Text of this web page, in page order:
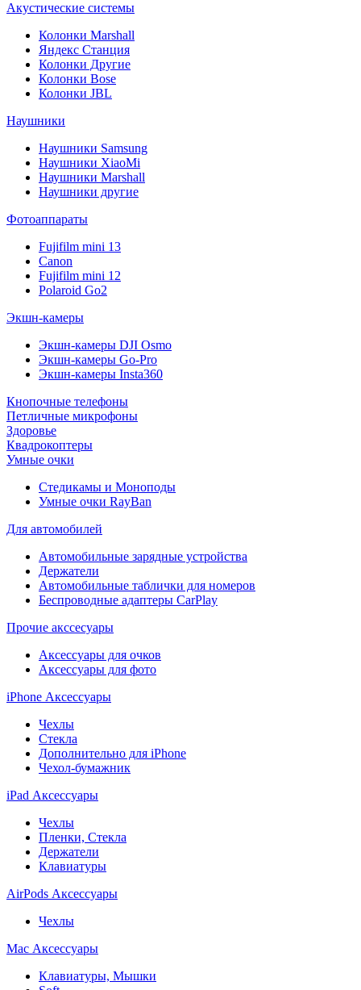
Акустические системы
Колонки Marshall
Яндекс Станция
Колонки Другие
Колонки Bose
Колонки JBL
Наушники
Наушники Samsung
Наушники XiaoMi
Наушники Marshall
Наушники другие
Фотоаппараты
Fujifilm mini 13
Canon
Fujifilm mini 12
Polaroid Go2
Экшн-камеры
Экшн-камеры DJI Osmo
Экшн-камеры Go-Pro
Экшн-камеры Insta360
Кнопочные телефоны
Петличные микрофоны
Здоровье
Квадрокоптеры
Умные очки
Стедикамы и Моноподы
Умные очки RayBan
Для автомобилей
Автомобильные зарядные устройства
Держатели
Автомобильные таблички для номеров
Беспроводные адаптеры CarPlay
Прочие акссесуары
Аксессуары для очков
Аксессуары для фото
iPhone Аксессуары
Чехлы
Стекла
Дополнительно для iPhone
Чехол-бумажник
iPad Аксессуары
Чехлы
Пленки, Стекла
Держатели
Клавиатуры
AirPods Аксессуары
Чехлы
Mac Аксессуары
Клавиатуры, Мышки